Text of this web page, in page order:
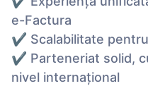
e-Factura
✔ Scalabilitate
✔ Parteneriat solid,
nivel internațional